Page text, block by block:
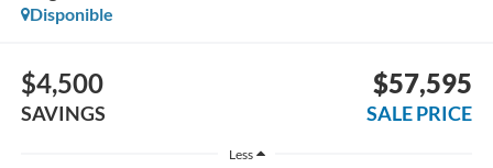
Disponible
$4,500
SAVINGS
$57,595
SALE PRICE
Less